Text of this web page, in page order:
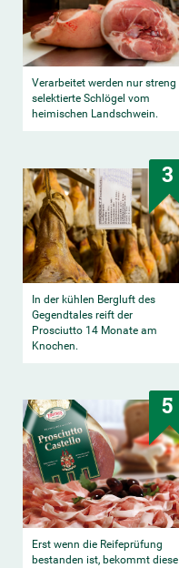
Verarbeitet werden nur streng
selektierte Schlögel vom
heimischen Landschwein.
3
In der kühlen Bergluft des
Gegendtales reift der
Prosciutto 14 Monate am
Knochen.
5
Erst wenn die Reifeprüfung
bestanden ist, bekommt diese